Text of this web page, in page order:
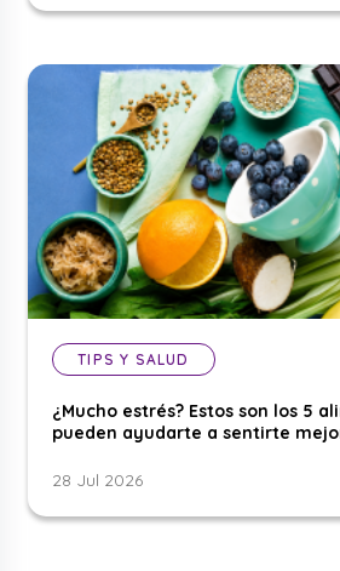
TIPS Y SALUD
¿Mucho estrés? Estos son los 5
pueden ayudarte a sentirte
28 Jul 2026